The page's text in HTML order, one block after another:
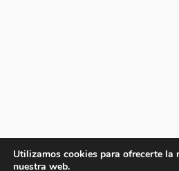
Utilizamos cookies para ofrecerte la
nuestra web.